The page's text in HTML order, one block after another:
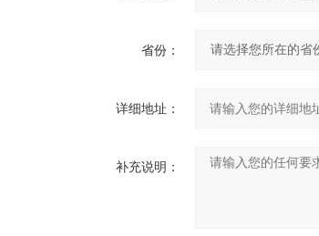
省份：
详细地址：
补充说明：